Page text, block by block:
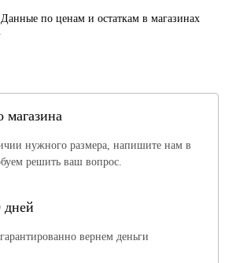
по ценам и остаткам в магазинах
магазина
нужного размера, напишите нам в
решить ваш вопрос.
дней
вернем деньги